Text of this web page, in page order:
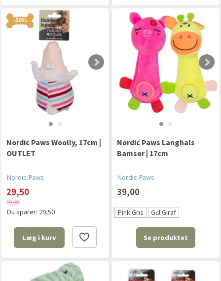
-50%
Nordic Paws Woolly, 17cm |
OUTLET
Nordic Paws
29,50
59,00
Du sparer: 29,50
Læg i kurv
Nordic Paws Langhals
Bamser | 17cm
Nordic Paws
39,00
Pink Gris Gul Giraf
Se produktet